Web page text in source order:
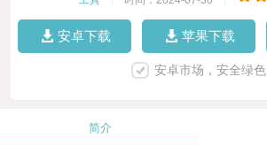
安卓下载 苹果下载
安卓市场，安全绿色
简介